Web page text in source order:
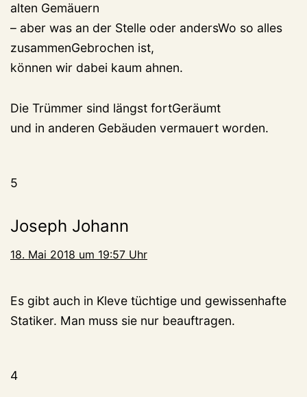
alten Gemäuern
– aber was an der Stelle oder andersWo so alles
zusammenGebrochen ist,
können wir dabei kaum ahnen.
Die Trümmer sind längst fortGeräumt
und in anderen Gebäuden vermauert worden.
5
Joseph Johann
18. Mai 2018 um 19:57 Uhr
Es gibt auch in Kleve tüchtige und gewissenhafte
Statiker. Man muss sie nur beauftragen.
4